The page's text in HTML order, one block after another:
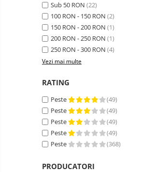
Tablete PC, mini PC si
laptopuri
Tablete PC
Tablete pc cu proiector video
Tablete rezistente
Tablete pentru copii
Laptop-uri
Monitoare pc
Accesorii
Camere auto, home si sport
Sub 50 RON (22)
100 RON - 150 RON (2)
150 RON - 200 RON (1)
200 RON - 250 RON (1)
250 RON - 300 RON (4)
Vezi mai multe
RATING
Peste
(49)
Peste
(49)
Peste
(49)
Peste
(49)
Peste
(368)
PRODUCATORI